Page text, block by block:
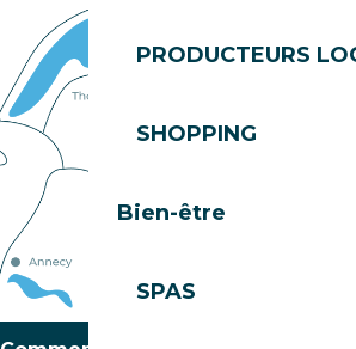
PRODUCTEURS
SHOPPING
Bien-être
SPAS